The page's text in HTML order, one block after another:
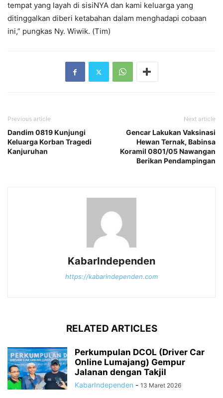
tempat yang layah di sisiNYA dan kami keluarga yang
ditinggalkan diberi ketabahan dalam menghadapi cobaan
ini,” pungkas Ny. Wiwik. (Tim)
Previous article
Dandim 0819 Kunjungi
Keluarga Korban Tragedi
Kanjuruhan
Next article
Gencar Lakukan Vaksinasi
Hewan Ternak, Babinsa
Koramil 0801/05 Nawangan
Berikan Pendampingan
KabarIndependen
https://kabarindependen.com
RELATED ARTICLES
Perkumpulan DCOL (Driver Car
Online Lumajang) Gempur
Jalanan dengan Takjil
KabarIndependen - 13 Maret 2026